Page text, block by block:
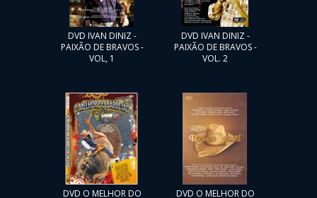
DVD IVAN DINIZ -
PAIXÃO DE BRAVOS -
VOL, 1
DVD IVAN DINIZ -
PAIXÃO DE BRAVOS -
VOL. 2
DVD O MELHOR DO
DVD O MELHOR DO